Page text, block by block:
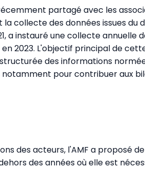
partagé avec les
collecte des données issues du
a instauré une collecte annuelle
2023. L'objectif principal de
des informations
pour contribuer aux
des acteurs, l'AMF a proposé
des années où elle est